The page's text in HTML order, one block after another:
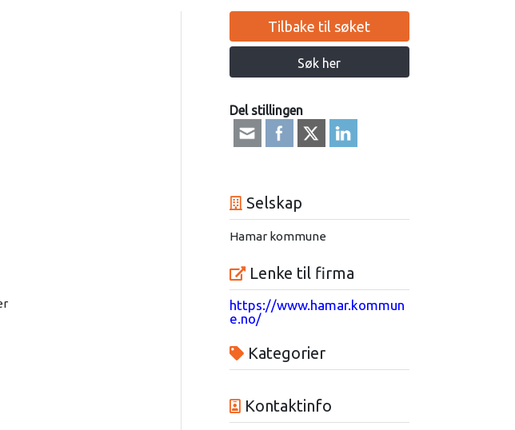
Tilbake til søket
Søk her
Del stillingen
Selskap
Hamar kommune
Lenke til firma
https://www.hamar.kommun
e.no/
Kategorier
Kontaktinfo